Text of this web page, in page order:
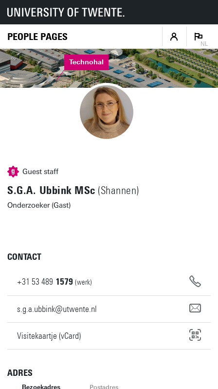
PEOPLE PAGES
NL
Technohal
Guest staff
S.G.A. Ubbink MSc (Shannen)
Onderzoeker (Gast)
CONTACT
+31 53 489 1579 (werk)
s.g.a.ubbink@utwente.nl
Visitekaartje (vCard)
ADRES
Bezoekadres Postadres